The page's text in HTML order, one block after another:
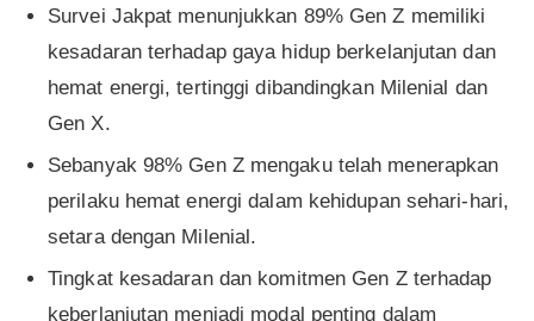
Survei Jakpat menunjukkan 89% Gen Z memiliki
kesadaran terhadap gaya hidup berkelanjutan dan
hemat energi, tertinggi dibandingkan Milenial dan
Gen X.
Sebanyak 98% Gen Z mengaku telah menerapkan
perilaku hemat energi dalam kehidupan sehari-hari,
setara dengan Milenial.
Tingkat kesadaran dan komitmen Gen Z terhadap
keberlanjutan menjadi modal penting dalam